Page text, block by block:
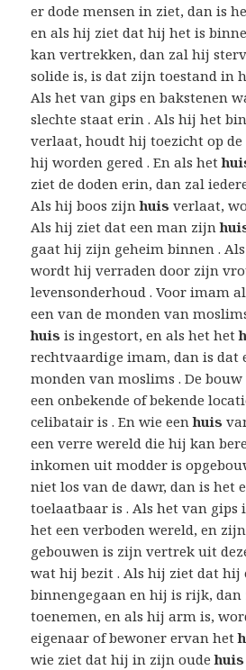
er dode mensen in ziet, dan is
en als hij ziet dat hij het is
kan vertrekken, dan zal hij
solide is, is dat zijn toestand in
Als het van gips en bakstenen
slechte staat erin . Als hij het
verlaat, houdt hij toezicht op de
hij worden gered . En als het
ziet de doden erin, dan zal
Als hij boos zijnhuis verlaat,
Als hij ziet dat een man zijn
gaat hij zijn geheim binnen .
wordt hij verraden door zijn
levensonderhoud . Voor imam
een van de monden van
huis is ingestort, en als het het
rechtvaardige imam, dan is dat
monden van moslims . De
een onbekende of bekende
celibatair is . En wie eenhuis
een verre wereld die hij kan
inkomen uit modder is
niet los van de dawr, dan is het
toelaatbaar is . Als het van gips
het een verboden wereld, en
gebouwen is zijn vertrek uit
wat hij bezit . Als hij ziet dat hij
binnengegaan en hij is rijk,
toenemen, en als hij arm is,
eigenaar of bewoner ervan het
wie ziet dat hij in zijn oudehuis